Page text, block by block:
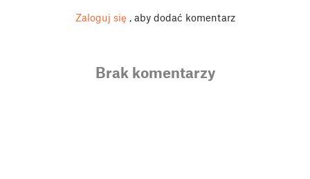
Zaloguj się , aby dodać komentarz
Brak komentarzy